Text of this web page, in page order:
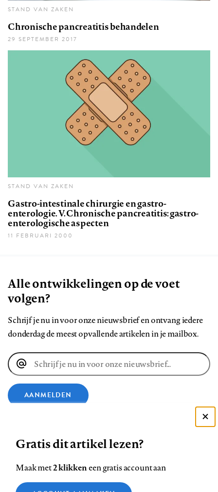
STAND VAN ZAKEN
Chronische pancreatitis behandelen
29 SEPTEMBER 2017
STAND VAN ZAKEN
Gastro-intestinale chirurgie en gastro-
enterologie. V. Chronische pancreatitis: gastro-
enterologische aspecten
11 FEBRUARI 2000
Alle ontwikkelingen op de voet
volgen?
Schrijf je nu in voor onze nieuwsbrief en ontvang iedere
donderdag de meest opvallende artikelen in je mailbox.
E-
mailadres
AANMELDEN
ons
op
ons
ons
ons
ons
ons
Zie onze cookie policy
Gratis dit artikel lezen?
Maak met2 klikkeneen gratis account aan